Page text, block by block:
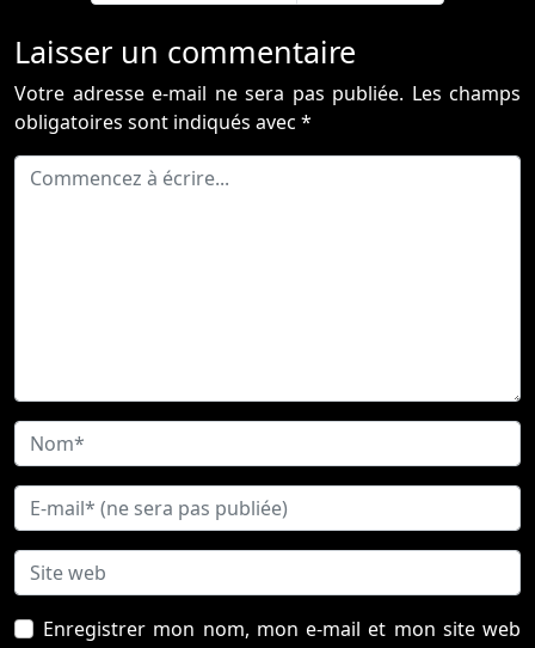
Laisser un commentaire
Votre adresse e-mail ne sera pas publiée. Les champs
obligatoires sont indiqués avec *
Enregistrer mon nom, mon e-mail et mon site web